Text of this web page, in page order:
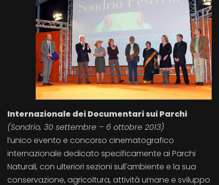
Internazionale dei Documentari sui Parchi
(Sondrio, 30 settembre – 6 ottobre 2013)
l’unico evento e concorso cinematografico
internazionale dedicato specificamente ai Parchi
Naturali, con ulteriori sezioni sull'ambiente e la sua
conservazione, agricoltura, attività umane e sviluppo